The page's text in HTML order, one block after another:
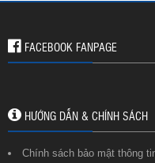
FACEBOOK FANPAGE
HƯỚNG DẪN & CHÍNH SÁCH
Chính sách bảo mật thông